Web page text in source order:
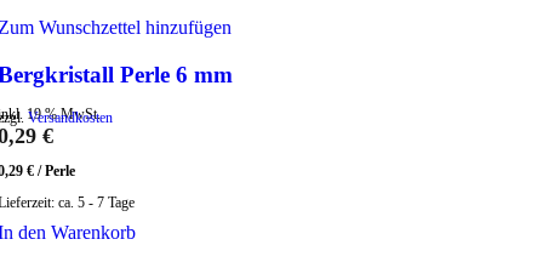
Wunschzettel hinzufügen
Perle 6 mm
19 % MwSt.
Versandkosten
€
€ /Perle
ca. 5 - 7 Tage
den Warenkorb